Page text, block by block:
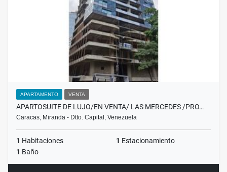
APARTAMENTO VENTA
APARTOSUITE DE LUJO/EN VENTA/ LAS MERCEDES /PRO…
Caracas, Miranda - Dtto. Capital, Venezuela
1 Habitaciones 1 Estacionamiento
1 Baño